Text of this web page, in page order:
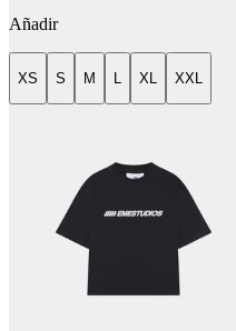
Añadir
XS S M L XL XXL